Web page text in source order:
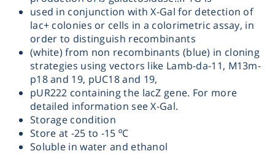
used in conjunction with X-Gal for detection of
lac+ colonies or cells in a colorimetric assay, in
order to distinguish recombinants
(white) from non recombinants (blue) in cloning
strategies using vectors like Lamb-da-11, M13m-
p18 and 19, pUC18 and 19,
pUR222 containing the lacZ gene. For more
detailed information see X-Gal.
Storage condition
Store at -25 to -15 ºC
Soluble in water and ethanol
Microscopy
Sample Preparation
Shaking & Stirring